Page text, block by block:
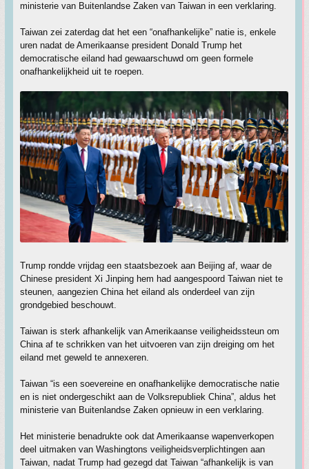
ministerie van Buitenlandse Zaken van Taiwan in een verklaring.
Taiwan zei zaterdag dat het een “onafhankelijke” natie is, enkele
uren nadat de Amerikaanse president Donald Trump het
democratische eiland had gewaarschuwd om geen formele
onafhankelijkheid uit te roepen.
Trump rondde vrijdag een staatsbezoek aan Beijing af, waar de
Chinese president Xi Jinping hem had aangespoord Taiwan niet te
steunen, aangezien China het eiland als onderdeel van zijn
grondgebied beschouwt.
Taiwan is sterk afhankelijk van Amerikaanse veiligheidssteun om
China af te schrikken van het uitvoeren van zijn dreiging om het
eiland met geweld te annexeren.
Taiwan “is een soevereine en onafhankelijke democratische natie
en is niet ondergeschikt aan de Volksrepubliek China”, aldus het
ministerie van Buitenlandse Zaken opnieuw in een verklaring.
Het ministerie benadrukte ook dat Amerikaanse wapenverkopen
deel uitmaken van Washingtons veiligheidsverplichtingen aan
Taiwan, nadat Trump had gezegd dat Taiwan “afhankelijk is van